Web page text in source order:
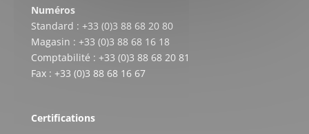
Numéros
Standard : +33 (0)3 88 68 20 80
Magasin : +33 (0)3 88 68 16 18
Comptabilité : +33 (0)3 88 68 20 81
Fax : +33 (0)3 88 68 16 67
Certifications